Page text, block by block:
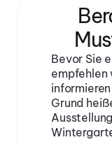
Bevor Sie
empfehlen
Grund